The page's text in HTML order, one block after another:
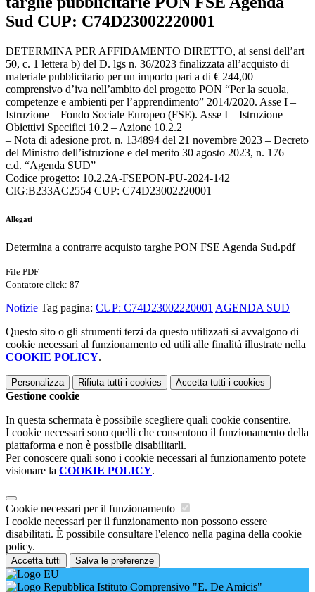
Sud CUP: C74D23002220001
DETERMINA PER AFFIDAMENTO DIRETTO, ai sensi dell’art
50, c. 1 lettera b) del D. lgs n. 36/2023 finalizzata all’acquisto di
materiale pubblicitario per un importo pari a di € 244,00
comprensivo d’iva nell’ambito del progetto PON “Per la scuola,
competenze e ambienti per l’apprendimento” 2014/2020. Asse I –
Istruzione – Fondo Sociale Europeo (FSE). Asse I – Istruzione –
Obiettivi Specifici 10.2 – Azione 10.2.2
– Nota di adesione prot. n. 134894 del 21 novembre 2023 – Decreto
del Ministro dell’istruzione e del merito 30 agosto 2023, n. 176 –
c.d. “Agenda SUD”
Codice progetto: 10.2.2A-FSEPON-PU-2024-142
CIG:B233AC2554 CUP: C74D23002220001
Allegati
Determina a contrarre acquisto targhe PON FSE Agenda Sud.pdf
File PDF
Contatore click: 87
Notizie Tag pagina: CUP: C74D23002220001 AGENDA SUD
Questo sito o gli strumenti terzi da questo utilizzati si avvalgono di
cookie necessari al funzionamento ed utili alle finalità illustrate nella
COOKIE POLICY.
Personalizza Rifiuta tutti i cookies Accetta tutti i cookies
Gestione cookie
In questa schermata è possibile scegliere quali cookie consentire.
I cookie necessari sono quelli che consentono il funzionamento della
piattaforma e non è possibile disabilitarli.
Per conoscere quali sono i cookie necessari al funzionamento potete
visionare la COOKIE POLICY.
Cookie necessari per il funzionamento
I cookie necessari per il funzionamento non possono essere
disabilitati. È possibile consultare l'elenco nella pagina della cookie
policy.
Accetta tutti Salva le preferenze
Istituto Comprensivo "E. De Amicis"